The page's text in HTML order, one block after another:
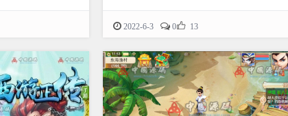
2022-6-3 0 13